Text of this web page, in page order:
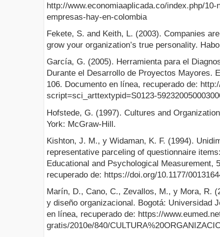
http://www.economiaaplicada.co/index.php/
empresas-hay-en-colombia
Fekete, S. and Keith, L. (2003). Companies
grow your organization’s true personality.
García, G. (2005). Herramienta para el
Durante el Desarrollo de Proyectos Mayores.
106. Documento en línea, recuperado de:
script=sci_arttextypid=S0123-
Hofstede, G. (1997). Cultures and
York: McGraw-Hill.
Kishton, J. M., y Widaman, K. F. (1994).
representative parceling of questionnaire
Educational and Psychological Measurement,
recuperado de: https://doi.org/10.1177/
Marín, D., Cano, C., Zevallos, M., y Mora, R.
y diseño organizacional. Bogotá: Universidad
en línea, recuperado de: https://
gratis/2010e/840/